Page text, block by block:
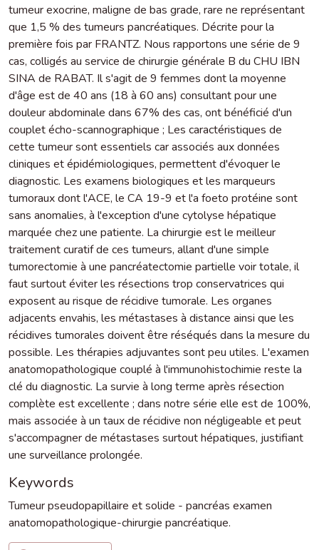
tumeur exocrine, maligne de bas grade, rare ne représentant
que 1,5 % des tumeurs pancréatiques. Décrite pour la
première fois par FRANTZ. Nous rapportons une série de 9
cas, colligés au service de chirurgie générale B du CHU IBN
SINA de RABAT. Il s'agit de 9 femmes dont la moyenne
d'âge est de 40 ans (18 à 60 ans) consultant pour une
douleur abdominale dans 67% des cas, ont bénéficié d'un
couplet écho-scannographique ; Les caractéristiques de
cette tumeur sont essentiels car associés aux données
cliniques et épidémiologiques, permettent d'évoquer le
diagnostic. Les examens biologiques et les marqueurs
tumoraux dont l'ACE, le CA 19-9 et l'a foeto protéine sont
sans anomalies, à l'exception d'une cytolyse hépatique
marquée chez une patiente. La chirurgie est le meilleur
traitement curatif de ces tumeurs, allant d'une simple
tumorectomie à une pancréatectomie partielle voir totale, il
faut surtout éviter les résections trop conservatrices qui
exposent au risque de récidive tumorale. Les organes
adjacents envahis, les métastases à distance ainsi que les
récidives tumorales doivent être réséqués dans la mesure du
possible. Les thérapies adjuvantes sont peu utiles. L'examen
anatomopathologique couplé à l'immunohistochimie reste la
clé du diagnostic. La survie à long terme après résection
complète est excellente ; dans notre série elle est de 100%,
mais associée à un taux de récidive non négligeable et peut
s'accompagner de métastases surtout hépatiques, justifiant
une surveillance prolongée.
Keywords
Tumeur pseudopapillaire et solide - pancréas examen
anatomopathologique-chirurgie pancréatique.